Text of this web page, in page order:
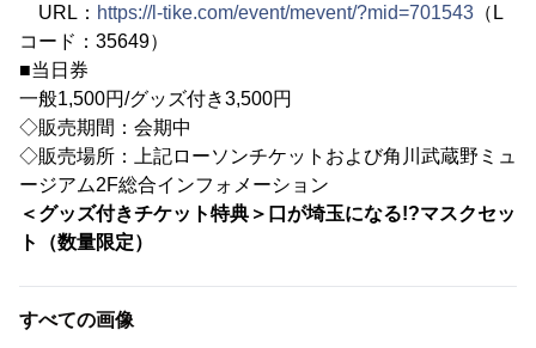
URL： https://l-tike.com/event/mevent/?mid=701543 （L
コード：35649）
■当日券
一般1,500円/グッズ付き3,500円
◇販売期間：会期中
◇販売場所：上記ローソンチケットおよび角川武蔵野ミュ
ージアム2F総合インフォメーション
＜グッズ付きチケット特典＞ 口が埼玉になる!?マスクセッ
ト（数量限定）
すべての画像